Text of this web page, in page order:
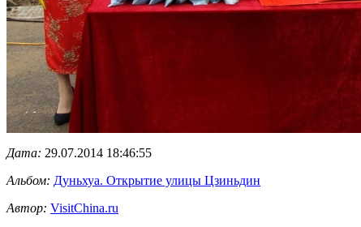
Дата: 29.07.2014 18:46:55
Альбом: Дуньхуа. Открытие улицы Цзиньдин
Автор: VisitChina.ru